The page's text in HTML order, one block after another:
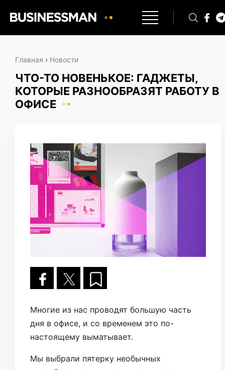
Главная › Новости
ЧТО-ТО НОВЕНЬКОЕ: ГАДЖЕТЫ,
КОТОРЫЕ РАЗНООБРАЗЯТ РАБОТУ В
ОФИСЕ
Многие из нас проводят большую часть
дня в офисе, и со временем это по-
настоящему выматывает.
Мы выбрали пятерку необычных